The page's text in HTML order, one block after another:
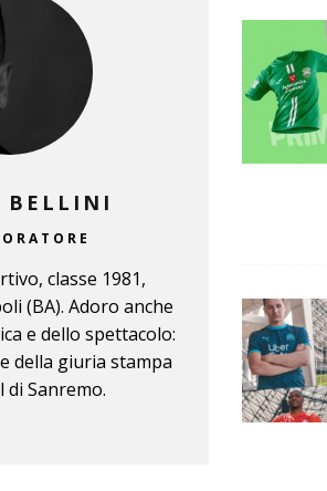
BELLINI
classe 1981,
(BA). Adoro anche
e dello spettacolo:
della giuria stampa
di Sanremo.